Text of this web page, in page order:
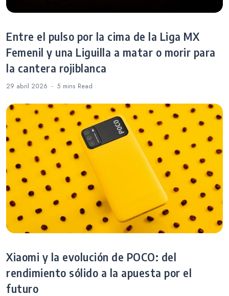
Entre el pulso por la cima de la Liga MX
Femenil y una Liguilla a matar o morir para
la cantera rojiblanca
29 abril 2026 5 mins Read
Xiaomi y la evolución de POCO: del
rendimiento sólido a la apuesta por el
futuro